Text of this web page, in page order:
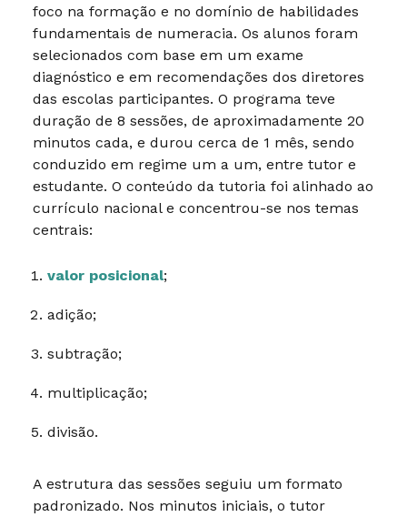
foco na formação e no domínio de habilidades
fundamentais de numeracia. Os alunos foram
selecionados com base em um exame
diagnóstico e em recomendações dos diretores
das escolas participantes. O programa teve
duração de 8 sessões, de aproximadamente 20
minutos cada, e durou cerca de 1 mês, sendo
conduzido em regime um a um, entre tutor e
estudante. O conteúdo da tutoria foi alinhado ao
currículo nacional e concentrou-se nos temas
centrais:
valor posicional;
adição;
subtração;
multiplicação;
divisão.
A estrutura das sessões seguiu um formato
padronizado. Nos minutos iniciais, o tutor